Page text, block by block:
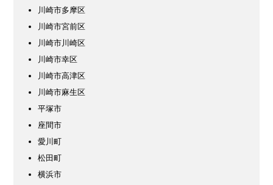
川崎市多摩区
川崎市宮前区
川崎市川崎区
川崎市幸区
川崎市高津区
川崎市麻生区
平塚市
座間市
愛川町
松田町
横浜市